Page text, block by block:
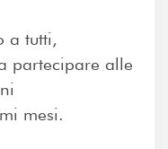
a tutti,
partecipare alle
mesi.